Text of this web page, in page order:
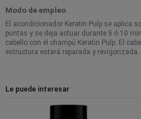
Modo de empleo
El acondicionador Keratin Pulp se aplica
puntas y se deja actuar durante 5 ó 10
cabello con el champú Keratin Pulp. El
estructura estará reparada y revigorizada.
Le puede interesar